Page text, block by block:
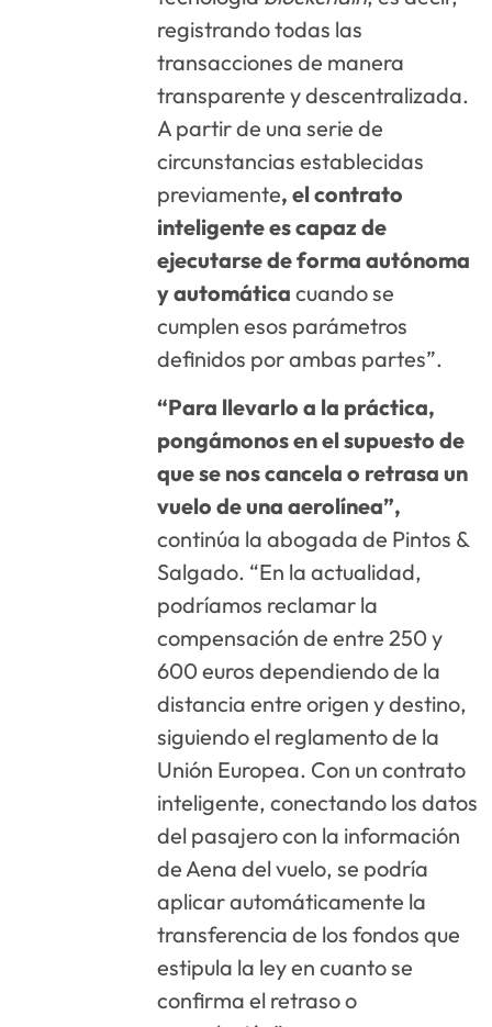
registrando todas las
transacciones de manera
transparente y descentralizada.
A partir de una serie de
circunstancias establecidas
previamente, el contrato
inteligente es capaz de
ejecutarse de forma autónoma
y automática cuando se
cumplen esos parámetros
definidos por ambas partes”.
“Para llevarlo a la práctica,
pongámonos en el supuesto de
que se nos cancela o retrasa un
vuelo de una aerolínea”,
continúa la abogada de Pintos &
Salgado. “En la actualidad,
podríamos reclamar la
compensación de entre 250 y
600 euros dependiendo de la
distancia entre origen y destino,
siguiendo el reglamento de la
Unión Europea. Con un contrato
inteligente, conectando los datos
del pasajero con la información
de Aena del vuelo, se podría
aplicar automáticamente la
transferencia de los fondos que
estipula la ley en cuanto se
confirma el retraso o